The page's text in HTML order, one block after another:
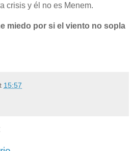
crisis y él no es Menem.
miedo por si el viento no sopla
15:57